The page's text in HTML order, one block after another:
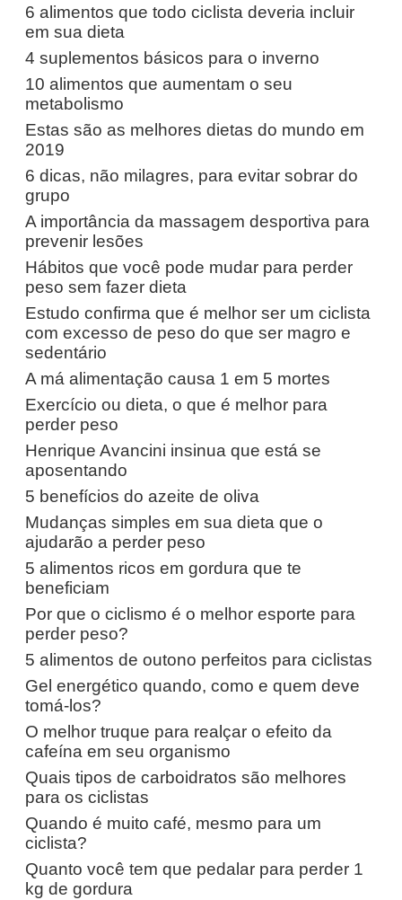
6 alimentos que todo ciclista deveria incluir
em sua dieta
4 suplementos básicos para o inverno
10 alimentos que aumentam o seu
metabolismo
Estas são as melhores dietas do mundo em
2019
6 dicas, não milagres, para evitar sobrar do
grupo
A importância da massagem desportiva para
prevenir lesões
Hábitos que você pode mudar para perder
peso sem fazer dieta
Estudo confirma que é melhor ser um ciclista
com excesso de peso do que ser magro e
sedentário
A má alimentação causa 1 em 5 mortes
Exercício ou dieta, o que é melhor para
perder peso
Henrique Avancini insinua que está se
aposentando
5 benefícios do azeite de oliva
Mudanças simples em sua dieta que o
ajudarão a perder peso
5 alimentos ricos em gordura que te
beneficiam
Por que o ciclismo é o melhor esporte para
perder peso?
5 alimentos de outono perfeitos para ciclistas
Gel energético quando, como e quem deve
tomá-los?
O melhor truque para realçar o efeito da
cafeína em seu organismo
Quais tipos de carboidratos são melhores
para os ciclistas
Quando é muito café, mesmo para um
ciclista?
Quanto você tem que pedalar para perder 1
kg de gordura